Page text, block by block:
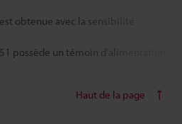
obtenue avec la sensibilité
possède un témoin d'alimentation
Haut de la page